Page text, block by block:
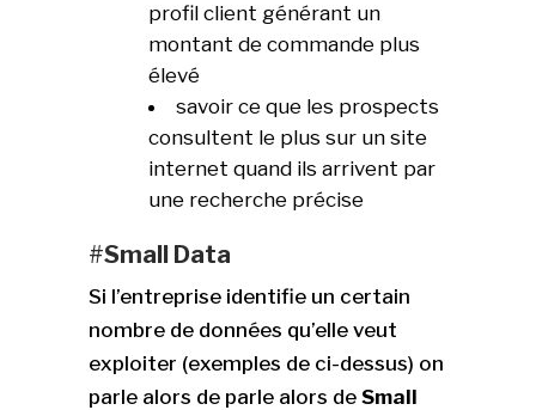
profil client générant un
montant de commande plus
élevé
savoir ce que les prospects
consultent le plus sur un site
internet quand ils arrivent par
une recherche précise
#Small Data
Si l’entreprise identifie un certain
nombre de données qu’elle veut
exploiter (exemples de ci-dessus) on
parle alors de parle alors de Small